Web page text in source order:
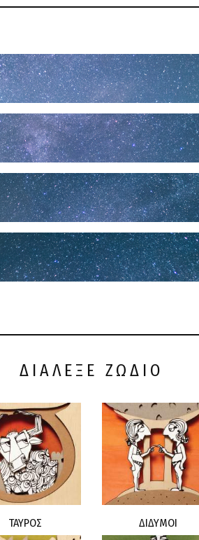
ΔΙΑΛΕΞΕ ΖΩΔΙΟ
ΤΑΥΡΟΣ ΔΙΔΥΜΟΙ